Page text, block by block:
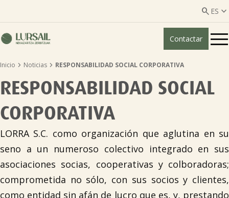
 ES 
ES
Quiénes somos
Servicios ganadería
Servicios agricultura 
Contactar
Inicio  Noticias  RESPONSABILIDAD SOCIAL CORPORATIVA
RESPONSABILIDAD SOCIAL
CORPORATIVA
LORRA S.C. como organización que aglutina en su
seno a un numeroso colectivo integrado en sus
asociaciones socias, cooperativas y colboradoras;
comprometida no sólo, con sus socios y clientes,
como entidad sin afán de lucro que es, y, prestando